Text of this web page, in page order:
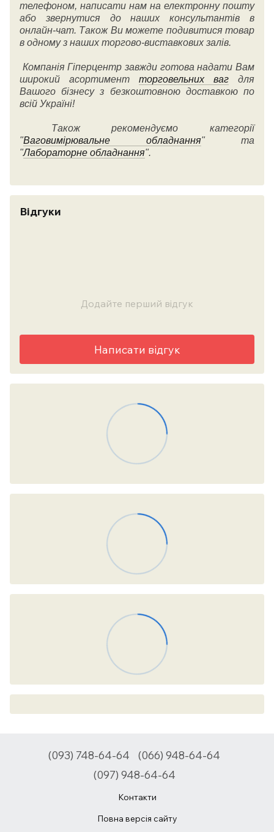
телефоном, написати нам на електронну пошту
або звернутися до наших консультантів в
онлайн-чат. Також Ви можете подивитися товар
в одному з наших торгово-виставкових залів.
Компанія Гіперцентр завжди готова надати Вам
широкий асортимент торговельних ваг для
Вашого бізнесу з безкоштовною доставкою по
всій Україні!
Також рекомендуємо категорії
"Ваговимірювальне обладнання" та
"Лабораторне обладнання".
Відгуки
Додайте перший відгук
Написати відгук
(093) 748-64-64
(066) 948-64-64
(097) 948-64-64
Контакти
Повна версія сайту